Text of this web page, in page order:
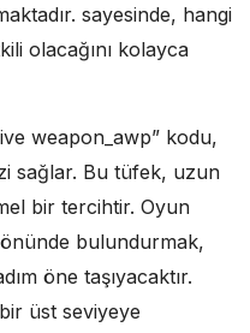
sayesinde, hangi
olacağını kolayca
weapon_awp” kodu,
sağlar. Bu tüfek, uzun
bir tercihtir. Oyun
önünde bulundurmak,
öne taşıyacaktır.
üst seviyeye